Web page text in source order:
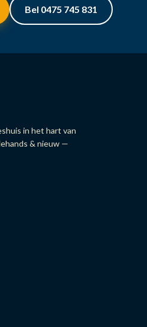
Bel 0475 745 831
in het hart van
& nieuw —